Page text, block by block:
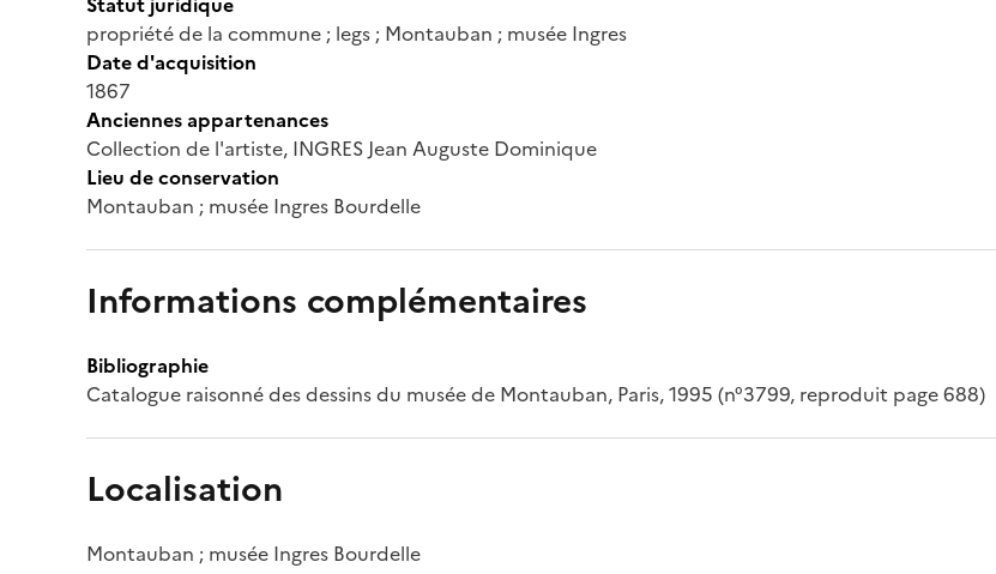
propriété de la commune ; legs ; Montauban ; musée Ingres
Date d'acquisition
1867
Anciennes appartenances
Collection de l'artiste, INGRES Jean Auguste Dominique
Lieu de conservation
Montauban ; musée Ingres Bourdelle
Informations complémentaires
Bibliographie
Catalogue raisonné des dessins du musée de Montauban, Paris, 1995 (n°3799, reproduit page 688)
Localisation
Montauban ; musée Ingres Bourdelle